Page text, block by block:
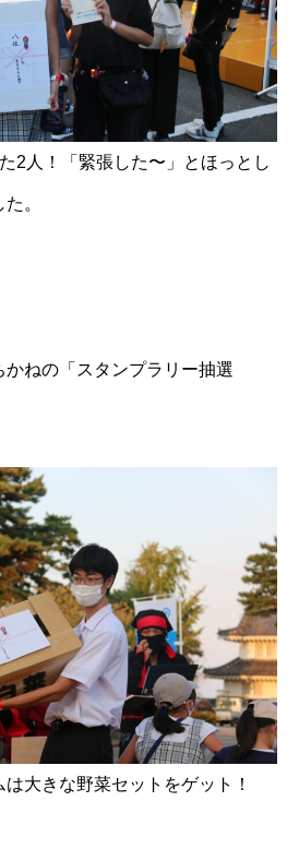
2人！「緊張した〜」とほっとし
。
ねの「スタンプラリー抽選
大きな野菜セットをゲット！